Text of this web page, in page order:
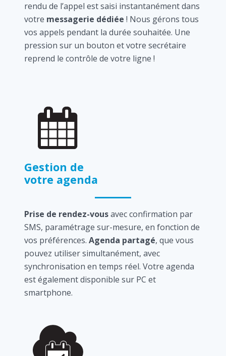
rendu de l’appel est saisi instantanément dans
votre messagerie dédiée ! Nous gérons tous
vos appels pendant la durée souhaitée. Une
pression sur un bouton et votre secrétaire
reprend le contrôle de votre ligne !
Gestion de
votre agenda
Prise de rendez-vousavec confirmation par
SMS, paramétrage sur-mesure, en fonction de
vos préférences. Agenda partagé, que vous
pouvez utiliser simultanément, avec
synchronisation en temps réel. Votre agenda
est également disponible sur PC et
smartphone.